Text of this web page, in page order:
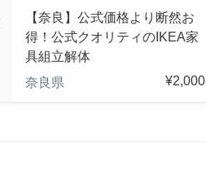
【奈良】公式価格より断然お
得！公式クオリティのIKEA家
具組立解体
奈良県
¥2,000